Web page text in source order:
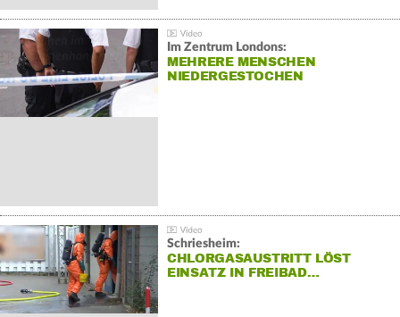
Im Zentrum Londons:
MEHRERE MENSCHEN
NIEDERGESTOCHEN
Schriesheim:
CHLORGASAUSTRITT LÖST
EINSATZ IN FREIBAD…